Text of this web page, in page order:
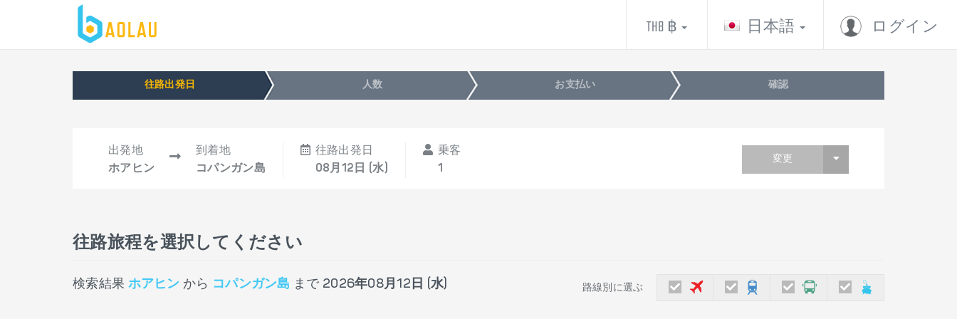
ログイン
日本語
THB ฿
往路出発日 人数 お支払い 確認
出発地
ホアヒン
到着地
コパンガン島
往路出発日
08月12日 (水)
乗客
1
変更
往路旅程を選択してください
検索結果 ホアヒン から コパンガン島 まで 2026年08月12日 (水) 路線別に選ぶ